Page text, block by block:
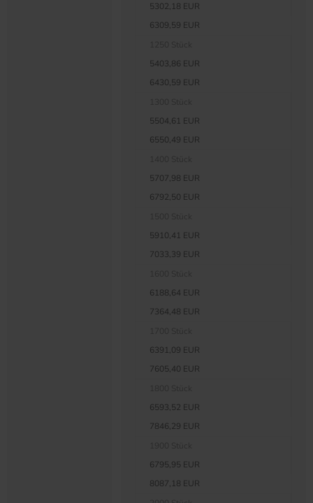
5302,18 EUR
6309,59 EUR
5403,86 EUR
6430,59 EUR
5504,61 EUR
6550,49 EUR
5707,98 EUR
6792,50 EUR
5910,41 EUR
7033,39 EUR
6188,64 EUR
7364,48 EUR
6391,09 EUR
7605,40 EUR
6593,52 EUR
7846,29 EUR
6795,95 EUR
8087,18 EUR